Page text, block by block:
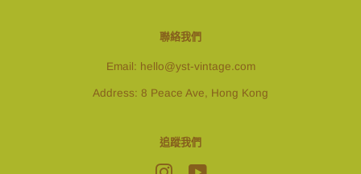
聯絡我們
Email: hello@yst-vintage.com
Address: 8 Peace Ave, Hong Kong
追蹤我們